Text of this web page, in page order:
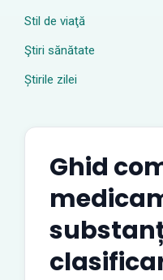
Stil de viaţă
Ştiri sănătate
Știrile zilei
Ghid